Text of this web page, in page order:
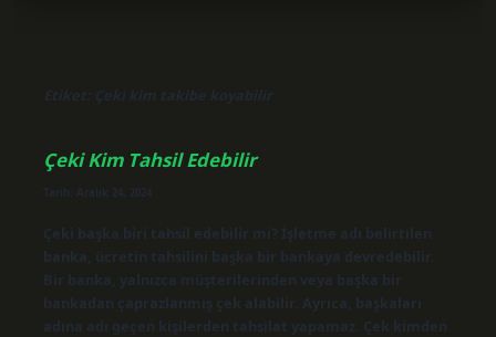
Etiket: Çeki kim takibe koyabilir
Çeki Kim Tahsil Edebilir
Tarih: Aralık 24, 2024
Çeki başka biri tahsil edebilir mi? İşletme adı belirtilen
banka, ücretin tahsilini başka bir bankaya devredebilir.
Bir banka, yalnızca müşterilerinden veya başka bir
bankadan çaprazlanmış çek alabilir. Ayrıca, başkaları
adına adı geçen kişilerden tahsilat yapamaz. Çek kimden